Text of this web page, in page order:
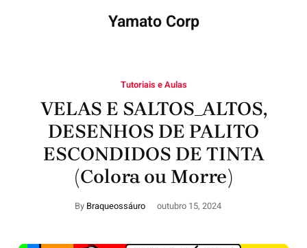
Yamato Corp
Tutoriais e Aulas
VELAS E SALTOS_ALTOS,
DESENHOS DE PALITO
ESCONDIDOS DE TINTA
(Colora ou Morre)
By Braqueossáuro outubro 15, 2024